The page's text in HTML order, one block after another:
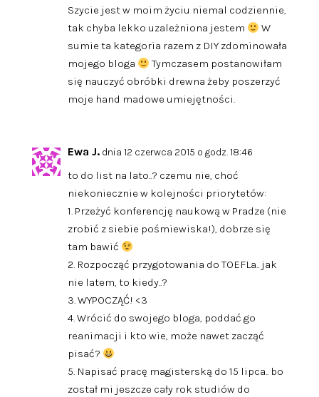
Szycie jest w moim życiu niemal codziennie,
tak chyba lekko uzależniona jestem
W
sumie ta kategoria razem z DIY zdominowała
mojego bloga
Tymczasem postanowiłam
się nauczyć obróbki drewna żeby poszerzyć
moje hand madowe umiejętności.
Ewa J. dnia 12 czerwca 2015 o godz. 18:46
to do list na lato..? czemu nie, choć
niekoniecznie w kolejności priorytetów:
1. Przeżyć konferencję naukową w Pradze (nie
zrobić z siebie pośmiewiska!), dobrze się
tam bawić
2. Rozpocząć przygotowania do TOEFLa.. jak
nie latem, to kiedy..?
3. WYPOCZĄĆ! <3
4. Wrócić do swojego bloga, poddać go
reanimacji i kto wie, może nawet zacząć
pisać?
5. Napisać pracę magisterską do 15 lipca.. bo
został mi jeszcze cały rok studiów do